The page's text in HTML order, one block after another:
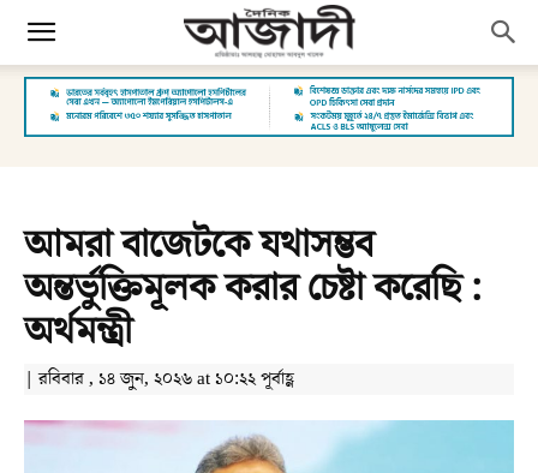
আমরা বাজেটকে যথাসম্ভব
অন্তর্ভুক্তিমূলক করার চেষ্টা করেছি :
অর্থমন্ত্রী
| রবিবার , ১৪ জুন, ২০২৬ at ১০:২২ পূর্বাহ্ণ